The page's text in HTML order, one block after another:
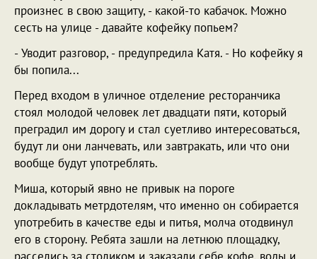
произнес в свою защиту, - какой-то кабачок. Можно
сесть на улице - давайте кофейку попьем?
- Уводит разговор, - предупредила Катя. - Но кофейку я
бы попила...
Перед входом в уличное отделение ресторанчика
стоял молодой человек лет двадцати пяти, который
преградил им дорогу и стал суетливо интересоваться,
будут ли они ланчевать, или завтракать, или что они
вообще будут употреблять.
Миша, который явно не привык на пороге
докладывать метрдотелям, что именно он собирается
употребить в качестве еды и питья, молча отодвинул
его в сторону. Ребята зашли на летнюю площадку,